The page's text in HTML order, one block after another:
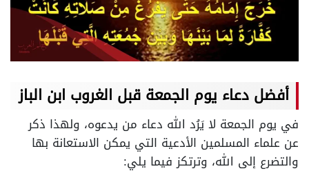
أفضل دعاء يوم الجمعة قبل الغروب ابن الباز
في يوم الجمعة لا يَرُد الله دعاء من يدعوه، ولهذا ذكر
عن علماء المسلمين الأدعية التي يمكن الاستعانة بها
والتضرع إلى الله، وترتكز فيما يلي: